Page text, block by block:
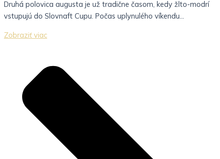
Druhá polovica augusta je už tradične časom, kedy žlto-modrí
vstupujú do Slovnaft Cupu. Počas uplynulého víkendu...
Zobraziť viac